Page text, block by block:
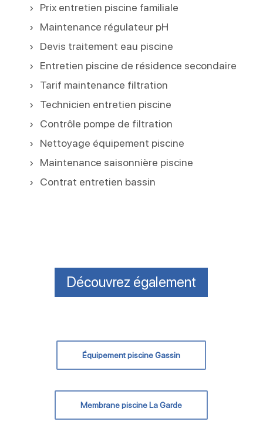
Prix entretien piscine familiale
Maintenance régulateur pH
Devis traitement eau piscine
Entretien piscine de résidence secondaire
Tarif maintenance filtration
Technicien entretien piscine
Contrôle pompe de filtration
Nettoyage équipement piscine
Maintenance saisonnière piscine
Contrat entretien bassin
Découvrez également
Équipement piscine Gassin
Membrane piscine La Garde